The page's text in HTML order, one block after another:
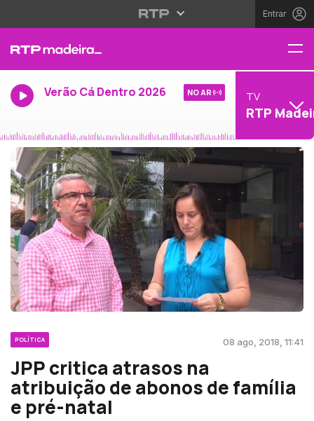
Entrar
Verão Cá Dentro 2026 NO AR TV
RTP
POLÍTICA 08 ago, 2018, 11:41
JPP critica atrasos na
atribuição de abonos de família
e pré-natal